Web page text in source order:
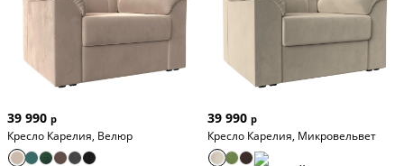
39 990 р
Кресло Карелия, Велюр
39 990 р
Кресло Карелия, Микровельвет